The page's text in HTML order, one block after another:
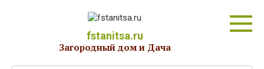
fstanitsa.ru
Загородный дом и Дача